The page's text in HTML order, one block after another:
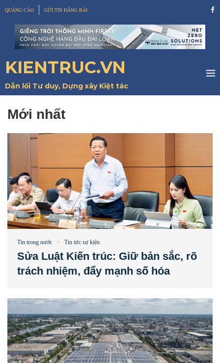
QUẢNG CÁO GỬI TIN ĐĂNG BÀI
KIENTRUC.VN
Dẫn lối Tư duy, Dựng xây Kiệt tác
Mới nhất
Tin trong nước Tin tức sự kiện
Sửa Luật Kiến trúc: Giữ bản sắc, rõ
trách nhiệm, đẩy mạnh số hóa